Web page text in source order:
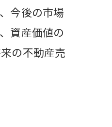
今後の市場
資産価値の
の不動産売